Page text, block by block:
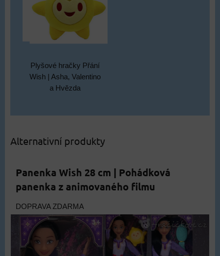
Plyšové hračky Přání
Wish | Asha, Valentino
a Hvězda
Alternativní produkty
Panenka Wish 28 cm | Pohádková
panenka z animovaného filmu
DOPRAVA ZDARMA